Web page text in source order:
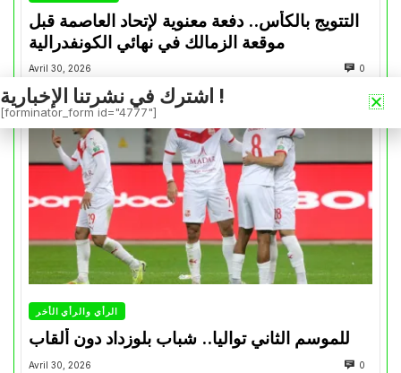
التتويج بالكأس.. دفعة معنوية لإتحاد العاصمة قبل
موقعة الزمالك في نهائي الكونفدرالية
Avril 30, 2026 0
الرأي والرأي الأخر
للموسم الثاني تواليا.. شباب بلوزداد دون ألقاب
Avril 30, 2026 0
اشترك في نشرتنا الإخبارية !
[forminator_form id="4777"]